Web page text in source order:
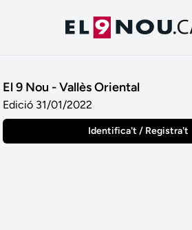
El 9 Nou - Vallès Oriental
Edició 31/01/2022
Identifica't / Registra't